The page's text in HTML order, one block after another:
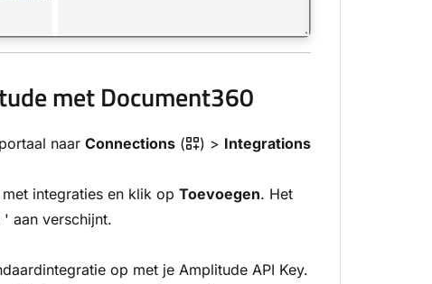
met Document360
naar Connections ( ) > Integrations
integraties en klik op Toevoegen. Het
' aan verschijnt.
op met je Amplitude API Key.